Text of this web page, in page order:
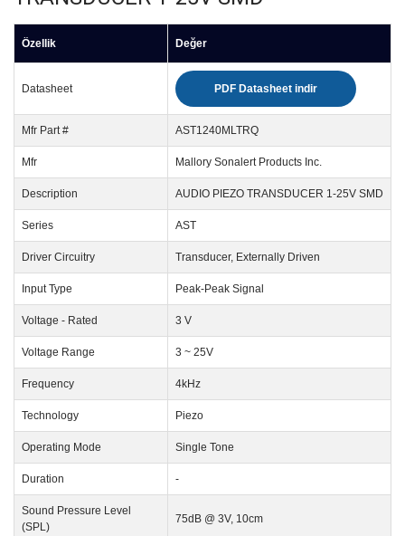
Özellik Değer
Datasheet PDF Datasheet indir
Mfr Part # AST1240MLTRQ
Mfr Mallory Sonalert Products Inc.
Description AUDIO PIEZO TRANSDUCER 1-25V SMD
Series AST
Driver Circuitry Transducer, Externally Driven
Input Type Peak-Peak Signal
Voltage - Rated 3 V
Voltage Range 3 ~ 25V
Frequency 4kHz
Technology Piezo
Operating Mode Single Tone
Duration -
Sound Pressure Level
(SPL)
75dB @ 3V, 10cm